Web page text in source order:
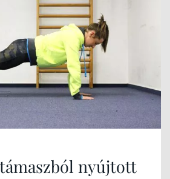
nyújtott